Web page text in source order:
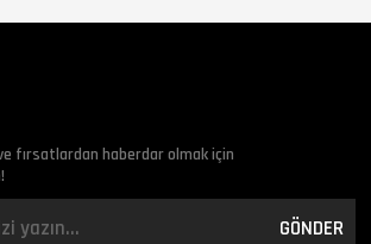
fırsatlardan haberdar olmak için
GÖNDER